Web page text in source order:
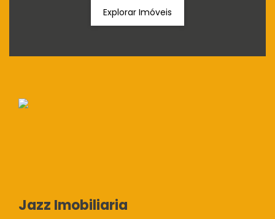
Explorar Imóveis
Jazz Imobiliaria